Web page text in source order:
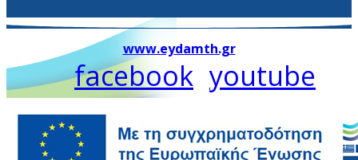
www.eydamth.gr
facebook youtube